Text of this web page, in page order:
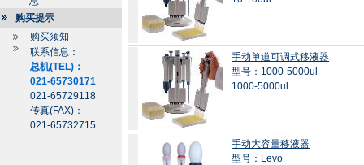
购买提示
购买须知
联系信息：
总机(TEL)：
021-65730171
021-65729118
传真(FAX)：
021-65732715
手动单道可调式移液器
型号：1000-5000ul
1000-5000ul
手动大容量移液器
型号：Levo